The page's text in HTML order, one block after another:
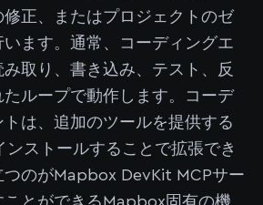
正、またはプロジェクトのゼ
います。通常、コーディングエ
取り、書き込み、テスト、反
ループで動作します。コーデ
トは、追加のツールを提供する
ンストールすることで拡張でき
つのがMapbox DevKit MCPサー